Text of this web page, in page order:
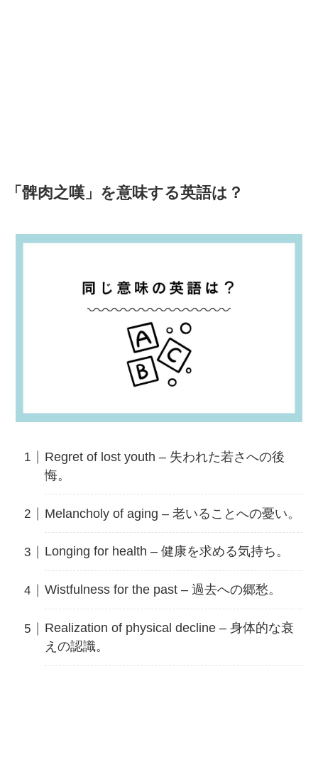
「髀肉之嘆」を意味する英語は？
Regret of lost youth – 失われた若さへの後
悔。
Melancholy of aging – 老いることへの憂い。
Longing for health – 健康を求める気持ち。
Wistfulness for the past – 過去への郷愁。
Realization of physical decline – 身体的な衰
えの認識。